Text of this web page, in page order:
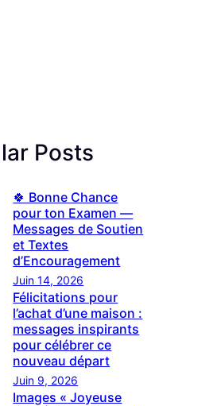
Posts
🍀 Bonne Chance
pour ton Examen —
Messages de Soutien
et Textes
d’Encouragement
Juin 14, 2026
Félicitations pour
l’achat d’une maison :
messages inspirants
pour célébrer ce
nouveau départ
Juin 9, 2026
Images « Joyeuse